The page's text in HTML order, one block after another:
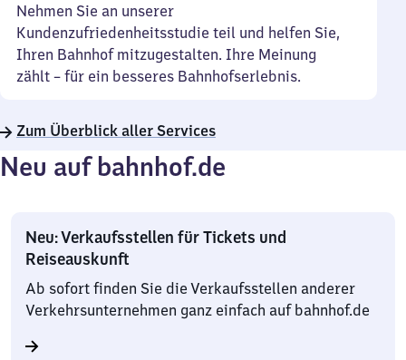
Nehmen Sie an unserer
Kundenzufriedenheitsstudie teil und helfen Sie,
Ihren Bahnhof mitzugestalten. Ihre Meinung
zählt – für ein besseres Bahnhofserlebnis.
Zum Überblick aller Services
Neu auf bahnhof.de
Neu: Verkaufsstellen für Tickets und
Reiseauskunft
Ab sofort finden Sie die Verkaufsstellen anderer
Verkehrsunternehmen ganz einfach auf bahnhof.de